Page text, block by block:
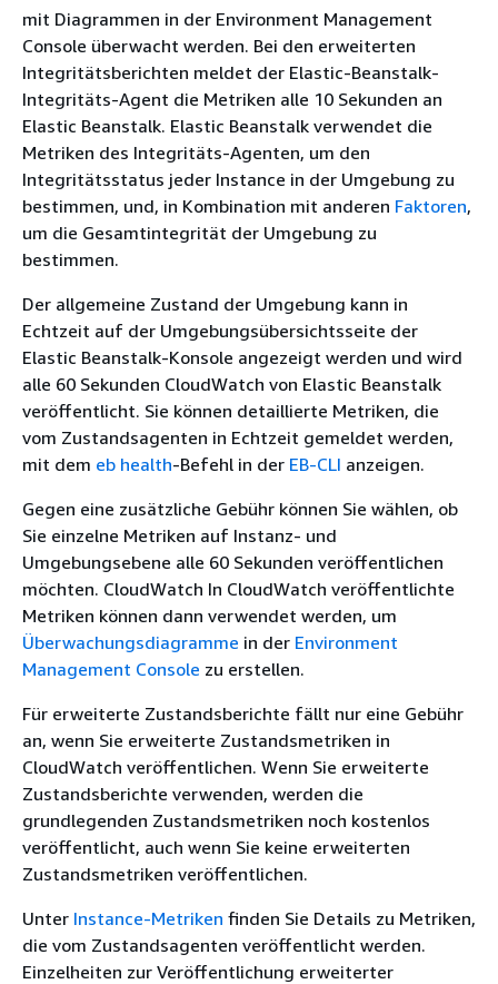
mit Diagrammen in der Environment Management
Console überwacht werden. Bei den erweiterten
Integritätsberichten meldet der Elastic-Beanstalk-
Integritäts-Agent die Metriken alle 10 Sekunden an
Elastic Beanstalk. Elastic Beanstalk verwendet die
Metriken des Integritäts-Agenten, um den
Integritätsstatus jeder Instance in der Umgebung zu
bestimmen, und, in Kombination mit anderen Faktoren,
um die Gesamtintegrität der Umgebung zu
bestimmen.
Der allgemeine Zustand der Umgebung kann in
Echtzeit auf der Umgebungsübersichtsseite der
Elastic Beanstalk-Konsole angezeigt werden und wird
alle 60 Sekunden CloudWatch von Elastic Beanstalk
veröffentlicht. Sie können detaillierte Metriken, die
vom Zustandsagenten in Echtzeit gemeldet werden,
mit dem eb health-Befehl in der EB-CLI anzeigen.
Gegen eine zusätzliche Gebühr können Sie wählen, ob
Sie einzelne Metriken auf Instanz- und
Umgebungsebene alle 60 Sekunden veröffentlichen
möchten. CloudWatch In CloudWatch veröffentlichte
Metriken können dann verwendet werden, um
Überwachungsdiagramme in der Environment
Management Console zu erstellen.
Für erweiterte Zustandsberichte fällt nur eine Gebühr
an, wenn Sie erweiterte Zustandsmetriken in
CloudWatch veröffentlichen. Wenn Sie erweiterte
Zustandsberichte verwenden, werden die
grundlegenden Zustandsmetriken noch kostenlos
veröffentlicht, auch wenn Sie keine erweiterten
Zustandsmetriken veröffentlichen.
Unter Instance-Metriken finden Sie Details zu Metriken,
die vom Zustandsagenten veröffentlicht werden.
Einzelheiten zur Veröffentlichung erweiterter